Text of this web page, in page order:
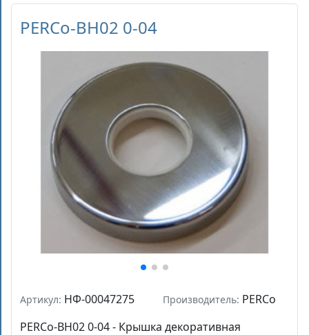
PERCo-BH02 0-04
Артикул: НФ-00047275 Производитель: PERCo
PERCo-BH02 0-04 - Крышка декоративная